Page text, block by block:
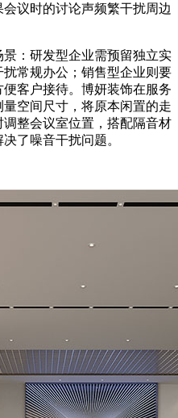
议时的讨论声频繁干扰周边
：研发型企业需预留独立实
常规办公；销售型企业则要
客户接待。博妍装饰在服务
空间尺寸，将原本闲置的走
整会议室位置，搭配隔音材
了噪音干扰问题。